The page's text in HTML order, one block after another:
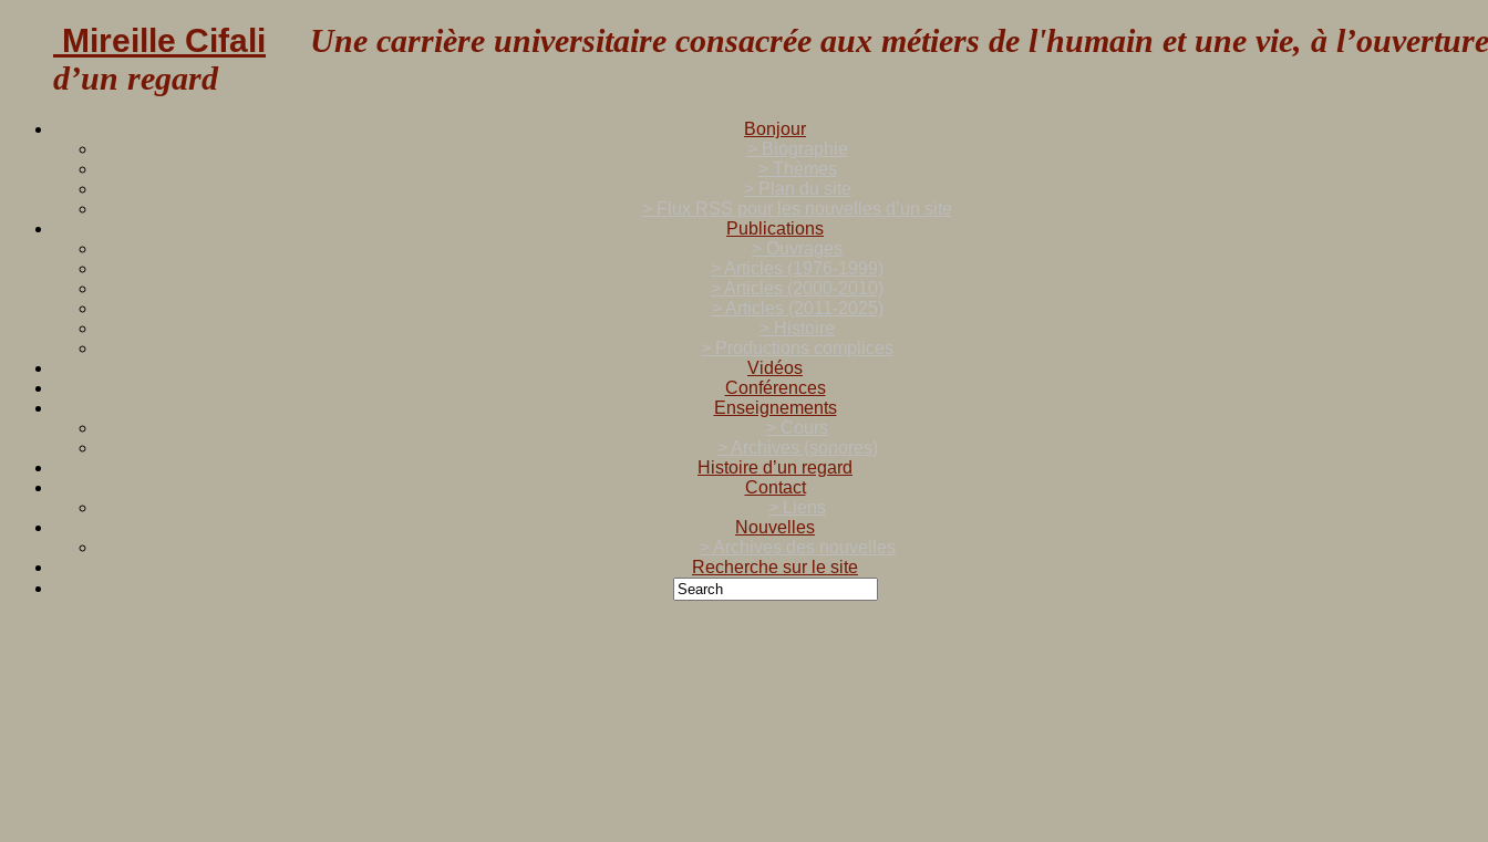
Mireille Cifali Une carrière universitaire consacrée aux métiers de l'humain et une vie, à l’ouverture
d’un regard
Bonjour
> Biographie
> Thèmes
> Plan du site
> Flux RSS pour les nouvelles d’un site
Publications
> Ouvrages
> Articles (1976-1999)
> Articles (2000-2010)
> Articles (2011-2025)
> Histoire
> Productions complices
Vidéos
Conférences
Enseignements
> Cours
> Archives (sonores)
Histoire d’un regard
Contact
> Liens
Nouvelles
> Archives des nouvelles
Recherche sur le site